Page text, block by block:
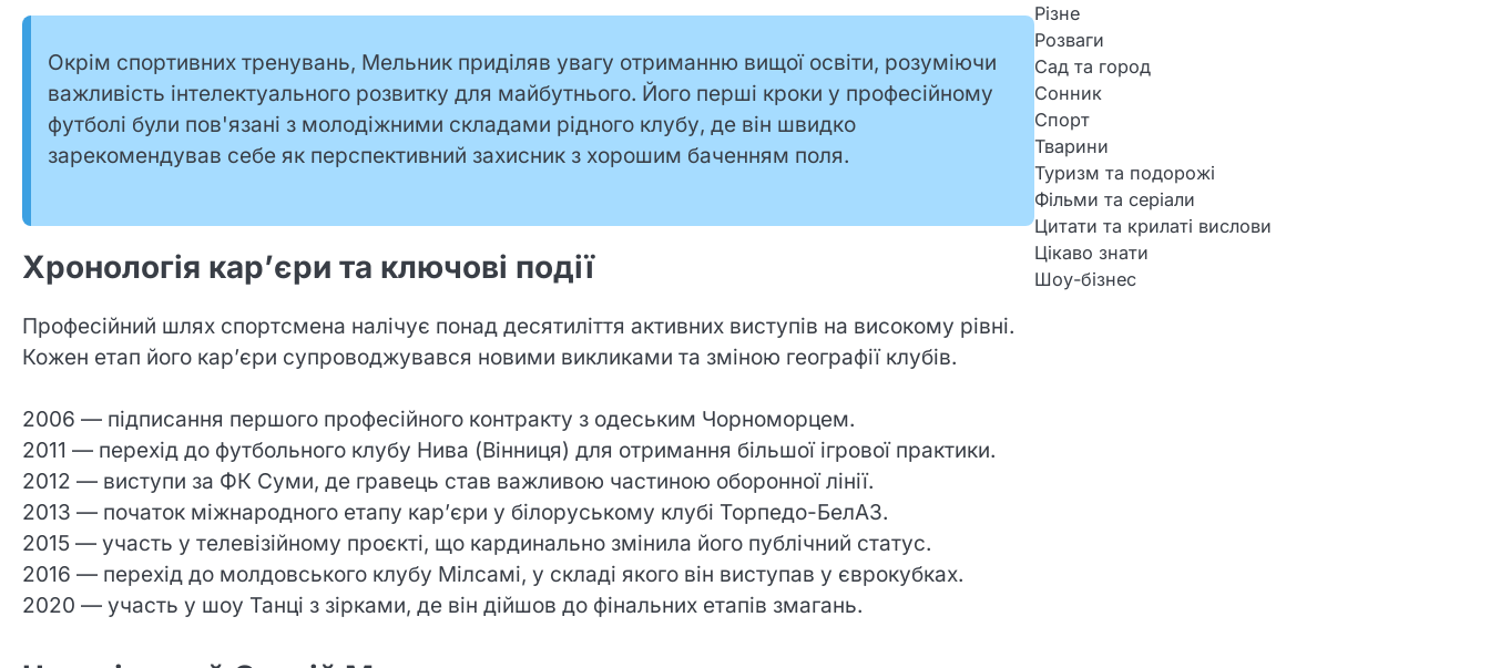
Окрім спортивних тренувань, Мельник приділяв увагу отриманню вищої освіти, розуміючи
важливість інтелектуального розвитку для майбутнього. Його перші кроки у професійному
футболі були пов'язані з молодіжними складами рідного клубу, де він швидко
зарекомендував себе як перспективний захисник з хорошим баченням поля.
Хронологія кар’єри та ключові події
Професійний шлях спортсмена налічує понад десятиліття активних виступів на високому рівні.
Кожен етап його кар’єри супроводжувався новими викликами та зміною географії клубів.
2006 — підписання першого професійного контракту з одеським Чорноморцем.
2011 — перехід до футбольного клубу Нива (Вінниця) для отримання більшої ігрової практики.
2012 — виступи за ФК Суми, де гравець став важливою частиною оборонної лінії.
2013 — початок міжнародного етапу кар’єри у білоруському клубі Торпедо-БелАЗ.
2015 — участь у телевізійному проєкті, що кардинально змінила його публічний статус.
2016 — перехід до молдовського клубу Мілсамі, у складі якого він виступав у єврокубках.
2020 — участь у шоу Танці з зірками, де він дійшов до фінальних етапів змагань.
Різне
Розваги
Сад та город
Сонник
Спорт
Тварини
Туризм та подорожі
Фільми та серіали
Цитати та крилаті вислови
Цікаво знати
Шоу-бізнес